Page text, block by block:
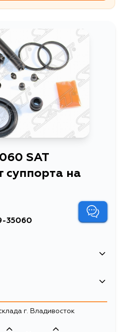
SAT
суппорта на
35060
Ремкомплект суппорта
CRUISER PRADO
Двигатель
г. Владивосток